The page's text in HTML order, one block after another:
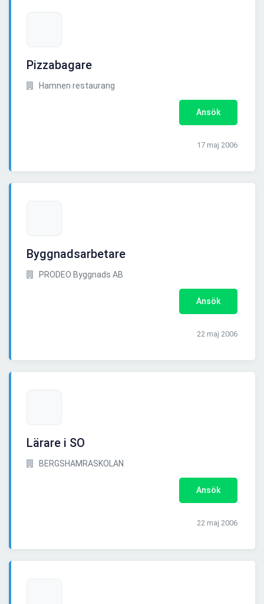
Pizzabagare
Hamnen restaurang
Ansök
17 maj 2006
Byggnadsarbetare
PRODEO Byggnads AB
Ansök
22 maj 2006
Lärare i SO
BERGSHAMRASKOLAN
Ansök
22 maj 2006